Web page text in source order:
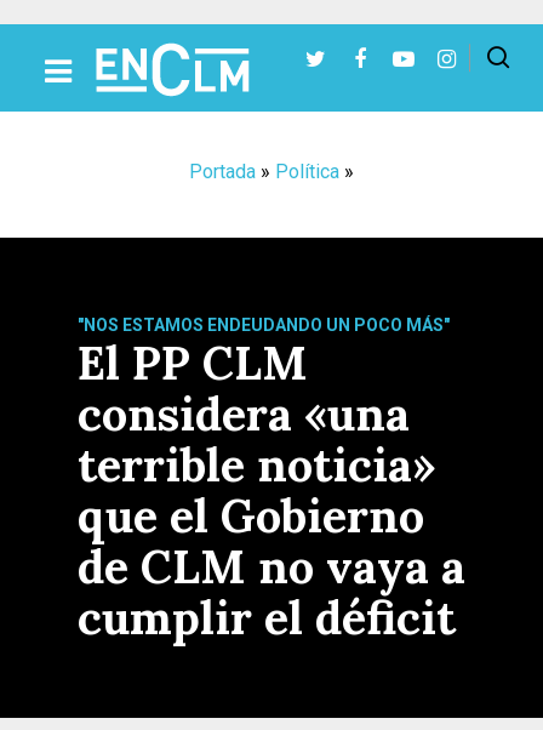
Portada » Política »
"NOS ESTAMOS ENDEUDANDO UN POCO MÁS"
El PP CLM
considera «una
terrible noticia»
que el Gobierno
de CLM no vaya a
cumplir el déficit